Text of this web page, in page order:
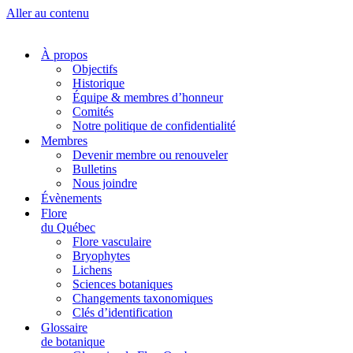
Aller au contenu
À propos
Objectifs
Historique
Équipe & membres d’honneur
Comités
Notre politique de confidentialité
Membres
Devenir membre ou renouveler
Bulletins
Nous joindre
Évènements
Flore
du Québec
Flore vasculaire
Bryophytes
Lichens
Sciences botaniques
Changements taxonomiques
Clés d’identification
Glossaire
de botanique